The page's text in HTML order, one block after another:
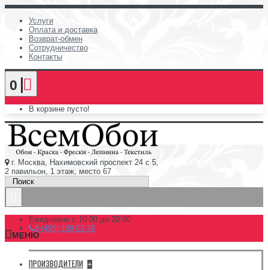
Услуги
Оплата и доставка
Возврат-обмен
Сотрудничество
Контакты
0
В корзине пусто!
г. Москва, Нахимовский проспект 24 с 5,
2 павильон, 1 этаж, место 67
Ежедневно с 10:00 до 20:00
8 (495) 109-02-76
МЕНЮ
ПРОИЗВОДИТЕЛИ +